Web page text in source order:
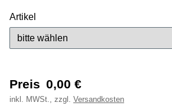
Artikel
Preis 0,00 €
inkl. MWSt., zzgl. Versandkosten